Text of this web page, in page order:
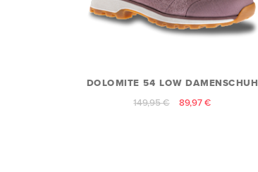
DOLOMITE 54 LOW DAMENSCHUH
149,95 € 89,97 €